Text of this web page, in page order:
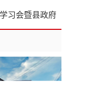
习会暨县政府